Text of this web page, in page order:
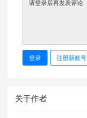
登录 注册新账号
关于作者